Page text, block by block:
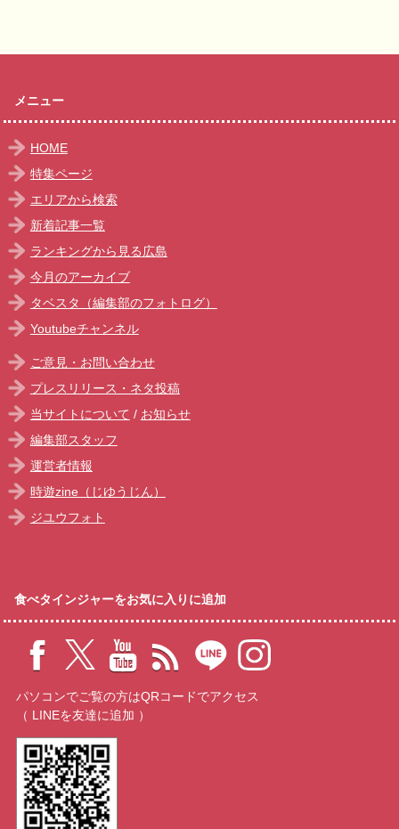
メニュー
HOME
特集ページ
エリアから検索
新着記事一覧
ランキングから見る広島
今月のアーカイブ
タベスタ（編集部のフォトログ）
Youtubeチャンネル
ご意見・お問い合わせ
プレスリリース・ネタ投稿
当サイトについて / お知らせ
編集部スタッフ
運営者情報
時遊zine（じゆうじん）
ジユウフォト
食べタインジャーをお気に入りに追加
パソコンでご覧の方はQRコードでアクセス
（ LINEを友達に追加 ）